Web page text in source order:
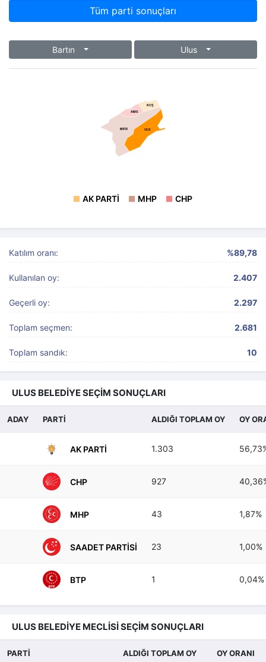
Bartın Ulus
MER
KCŞ
ULS
AMS
AK PARTI MHP CHP
Tüm parti sonuçları
Katılım oranı: %89,78
Kullanılan oy: 2.407
Geçerli oy: 2.297
Toplam seçmen: 2.681
Toplam sandık: 10
ULUS BELEDİYE SEÇİM SONUÇLARI
ADAY PARTİ ALDIĞI TOPLAM OY OY
AK PARTI 1.303
CHP 927
MHP 43 1,87%
SAADET PARTISI 23 1,00%
BTP 1 0,04%
ULUS BELEDİYE MECLİSİ SEÇİM SONUÇLARI
PARTİ ALDIĞI TOPLAM OY OY ORANI